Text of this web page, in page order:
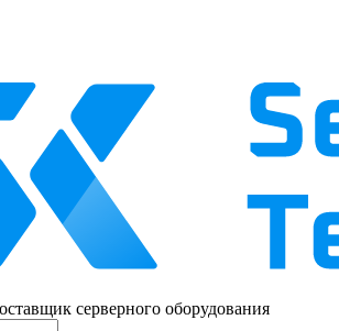
серверного оборудования